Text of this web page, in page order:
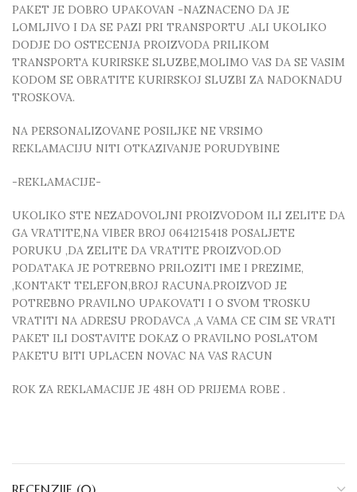
PAKET JE DOBRO UPAKOVAN -NAZNACENO DA JE
LOMLJIVO I DA SE PAZI PRI TRANSPORTU .ALI UKOLIKO
DODJE DO OSTECENJA PROIZVODA PRILIKOM
TRANSPORTA KURIRSKE SLUZBE,MOLIMO VAS DA SE VASIM
KODOM SE OBRATITE KURIRSKOJ SLUZBI ZA NADOKNADU
TROSKOVA.
NA PERSONALIZOVANE POSILJKE NE VRSIMO
REKLAMACIJU NITI OTKAZIVANJE PORUDYBINE
-REKLAMACIJE-
UKOLIKO STE NEZADOVOLJNI PROIZVODOM ILI ZELITE DA
GA VRATITE,NA VIBER BROJ 0641215418 POSALJETE
PORUKU ,DA ZELITE DA VRATITE PROIZVOD.OD
PODATAKA JE POTREBNO PRILOZITI IME I PREZIME,
,KONTAKT TELEFON,BROJ RACUNA.PROIZVOD JE
POTREBNO PRAVILNO UPAKOVATI I O SVOM TROSKU
VRATITI NA ADRESU PRODAVCA ,A VAMA CE CIM SE VRATI
PAKET ILI DOSTAVITE DOKAZ O PRAVILNO POSLATOM
PAKETU BITI UPLACEN NOVAC NA VAS RACUN
ROK ZA REKLAMACIJE JE 48H OD PRIJEMA ROBE .